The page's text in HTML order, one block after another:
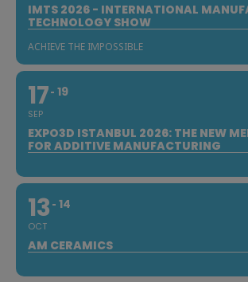
IMTS 2026 - INTERNATIONAL
TECHNOLOGY SHOW
ACHIEVE THE IMPOSSIBLE
17
SEP
19
EXPO3D ISTANBUL 2026: THE NEW
FOR ADDITIVE MANUFACTURING
13
OCT
14
AM CERAMICS